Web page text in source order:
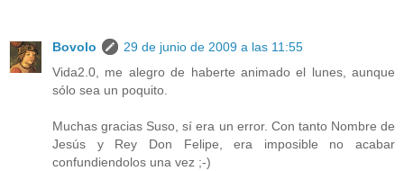
Bovolo
29 de junio de 2009 a las 11:55
Vida2.0, me alegro de haberte animado el lunes, aunque
sólo sea un poquito.
Muchas gracias Suso, sí era un error. Con tanto Nombre de
Jesús y Rey Don Felipe, era imposible no acabar
confundiendolos una vez ;-)